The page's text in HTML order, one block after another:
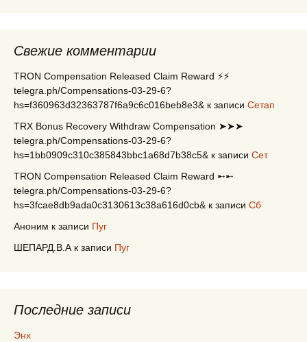
Свежие комментарии
TRON Compensation Released Claim Reward ⚡⚡
telegra.ph/Compensations-03-29-6?
hs=f360963d32363787f6a9c6c016beb8e3& к записи Сетап
TRX Bonus Recovery Withdraw Compensation ➤➤➤
telegra.ph/Compensations-03-29-6?
hs=1bb0909c310c385843bbc1a68d7b38c5& к записи Сет
TRON Compensation Released Claim Reward ➸➸
telegra.ph/Compensations-03-29-6?
hs=3fcae8db9ada0c3130613c38a616d0cb& к записи Сб
Аноним к записи Пуг
ШЕПАРД.В.А к записи Пуг
Последние записи
Энх